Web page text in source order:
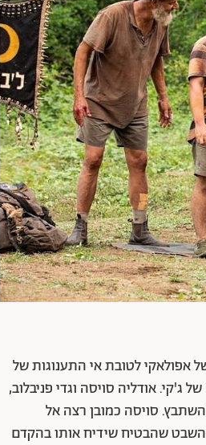
אפולאקי לטובת אי התענוגות של
ג'קי. אודליה סויסה וגדי פניבלוב,
סויסה כמובן רצה אל
שהבטיח שידיח אותו בהקדם